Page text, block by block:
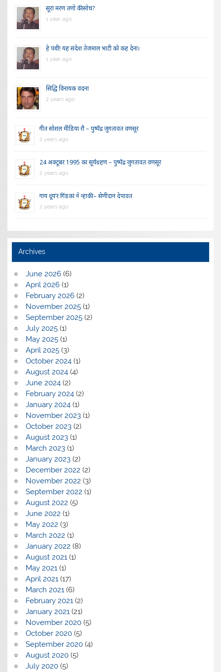
सूरां मरण तणो की सोच?
1 year ago
हे पंथी! यह संदेश तेजमाल भाटी को कह देना।
1 year ago
सिद्धि विनायक वंदना
2 years ago
गीत सोशल मीडिया रौ – पुष्पेंद्र जुगतावत वणसूर
2 years ago
24 अक्टूबर 1995 का सूर्यग्रहण – पुष्पेंद्र जुगतावत वणसूर
2 years ago
गाय दूय’र गिंडकां ने न्हाकी – सेणीदान देपावत
2 years ago
Archives
June 2026(6)
April 2026(1)
February 2026(2)
November 2025(1)
September 2025(2)
July 2025(1)
May 2025(1)
April 2025(3)
October 2024(1)
August 2024(4)
June 2024(2)
February 2024(2)
January 2024(1)
November 2023(1)
October 2023(2)
August 2023(1)
March 2023(1)
January 2023(2)
December 2022 (2)
November 2022 (3)
September 2022 (1)
August 2022 (5)
June 2022 (1)
May 2022 (3)
March 2022 (1)
January 2022 (8)
August 2021(1)
May 2021(1)
April 2021(17)
March 2021(6)
February 2021(2)
January 2021(21)
November 2020(5)
October 2020(5)
September 2020(4)
August 2020(5)
July 2020(5)